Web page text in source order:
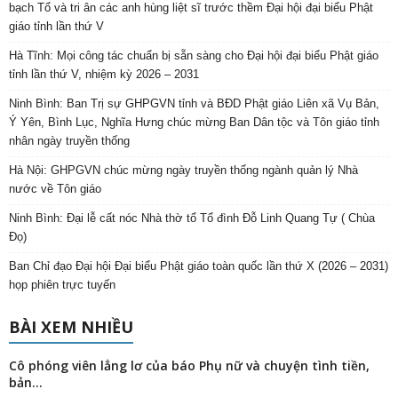
bạch Tổ và tri ân các anh hùng liệt sĩ trước thềm Đại hội đại biểu Phật
giáo tỉnh lần thứ V
Hà Tĩnh: Mọi công tác chuẩn bị sẵn sàng cho Đại hội đại biểu Phật giáo
tỉnh lần thứ V, nhiệm kỳ 2026 – 2031
Ninh Bình: Ban Trị sự GHPGVN tỉnh và BĐD Phật giáo Liên xã Vụ Bản,
Ý Yên, Bình Lục, Nghĩa Hưng chúc mừng Ban Dân tộc và Tôn giáo tỉnh
nhân ngày truyền thống
Hà Nội: GHPGVN chúc mừng ngày truyền thống ngành quản lý Nhà
nước về Tôn giáo
Ninh Bình: Đại lễ cất nóc Nhà thờ tổ Tổ đình Đỗ Linh Quang Tự ( Chùa
Đọ)
Ban Chỉ đạo Đại hội Đại biểu Phật giáo toàn quốc lần thứ X (2026 – 2031)
họp phiên trực tuyến
BÀI XEM NHIỀU
Cô phóng viên lẳng lơ của báo Phụ nữ và chuyện tình tiền,
bản...